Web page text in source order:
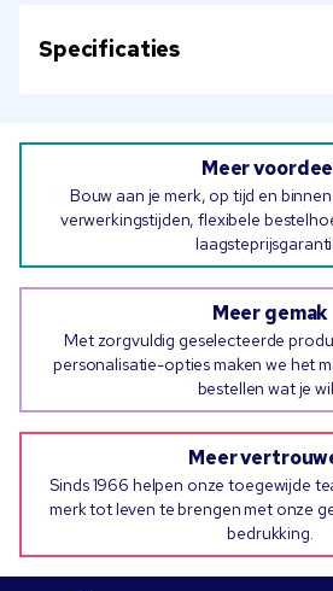
Specificaties
Meer
Bouw aan je merk, op tijd en
verwerkingstijden, flexibele
Meer gemak
Met zorgvuldig geselecteerde
personalisatie-opties maken we het
bestellen wat je
Meer
Sinds 1966 helpen onze toegewijde
merk tot leven te brengen met onze
bedrukking.